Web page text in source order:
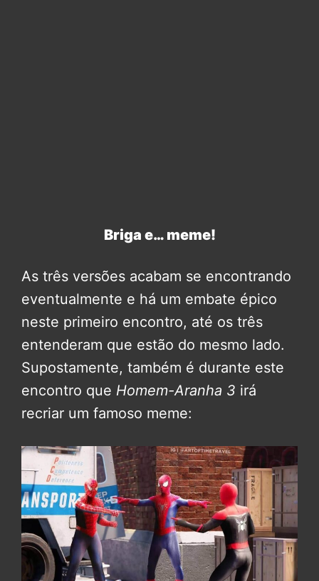
Briga e… meme!
As três versões acabam se encontrando
eventualmente e há um embate épico
neste primeiro encontro, até os três
entenderam que estão do mesmo lado.
Supostamente, também é durante este
encontro que Homem-Aranha 3 irá
recriar um famoso meme: